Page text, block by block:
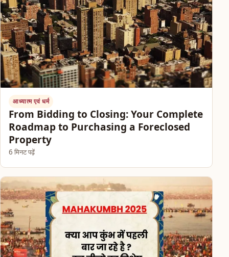
आध्यात्म एवं धर्म
From Bidding to Closing: Your Complete
Roadmap to Purchasing a Foreclosed
Property
6 मिनट पढ़ें